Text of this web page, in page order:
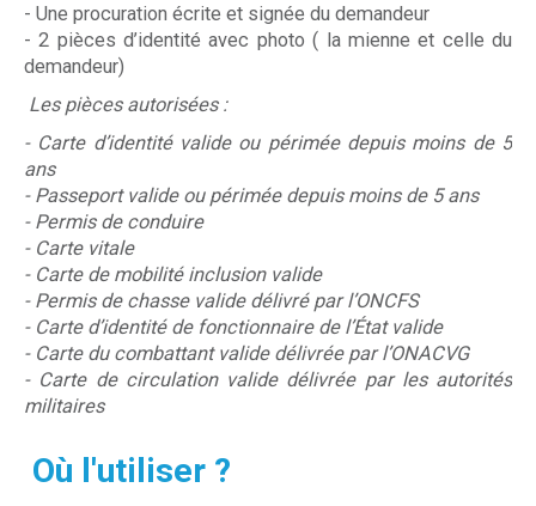
- Une procuration écrite et signée du demandeur
- 2 pièces d’identité avec photo ( la mienne et celle du
demandeur)
Les pièces autorisées :
- Carte d’identité valide ou périmée depuis moins de 5
ans
- Passeport valide ou périmée depuis moins de 5 ans
- Permis de conduire
- Carte vitale
- Carte de mobilité inclusion valide
- Permis de chasse valide délivré par l’ONCFS
- Carte d’identité de fonctionnaire de l’État valide
- Carte du combattant valide délivrée par l’ONACVG
- Carte de circulation valide délivrée par les autorités
militaires
Où l'utiliser ?